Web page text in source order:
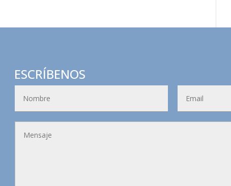
ESCRÍBENOS